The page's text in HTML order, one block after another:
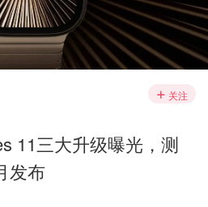
关注
11三大升级曝光，测
发布